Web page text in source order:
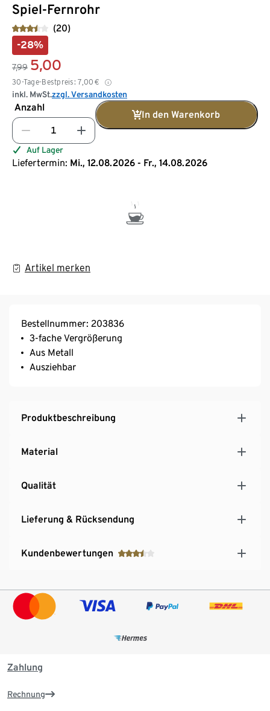
Spiel-Fernrohr
(20)
-28%
7,99 5,00
30-Tage-Bestpreis: 7,00 €
inkl. MwSt.zzgl. Versandkosten
Anzahl
In den Warenkorb
Auf Lager
Liefertermin: Mi., 12.08.2026 - Fr., 14.08.2026
Artikel merken
Bestellnummer: 203836
3-fache Vergrößerung
Aus Metall
Ausziehbar
Produktbeschreibung
Material
Qualität
Lieferung & Rücksendung
Kundenbewertungen
Zahlung
Rechnung